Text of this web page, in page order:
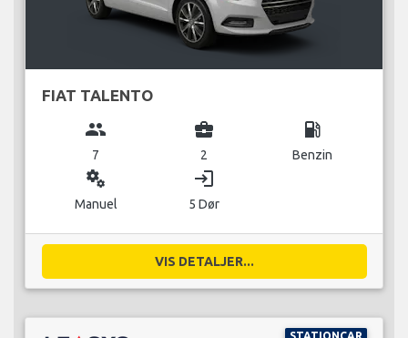
FIAT TALENTO
group
7
business_center
2
local_gas_station
Benzin
miscellaneous_services
Manuel
login
5 Dør
VIS DETALJER...
STATIONCAR